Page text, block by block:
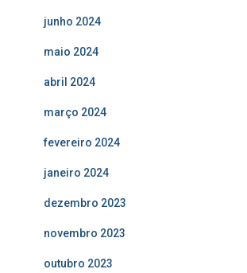
junho 2024
maio 2024
abril 2024
março 2024
fevereiro 2024
janeiro 2024
dezembro 2023
novembro 2023
outubro 2023